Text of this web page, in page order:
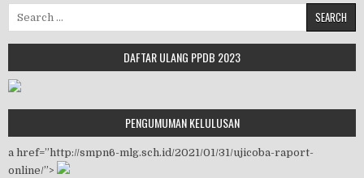
DAFTAR ULANG PPDB 2023
PENGUMUMAN KELULUSAN
a href=”http://smpn6-mlg.sch.id/2021/01/31/ujicoba-raport-
online/”>